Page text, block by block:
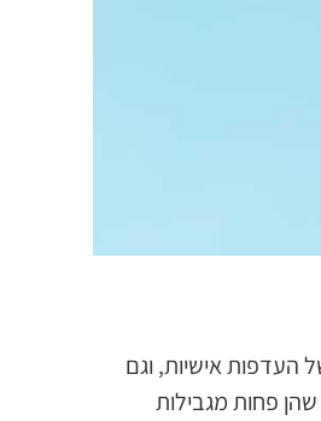
העדפות אישיות, וגם
פחות מגבילות